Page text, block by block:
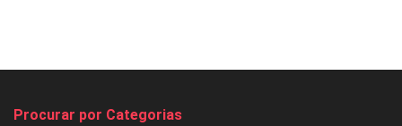
Procurar por Categorias